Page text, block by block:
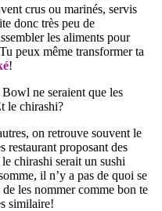
crus ou marinés, servis
donc très peu de
les aliments pour
peux même transformer ta
!
ne seraient que les
le chirashi?
on retrouve souvent le
restaurant proposant des
chirashi serait un sushi
il n’y a pas de quoi se
de les nommer comme bon te
similaire!